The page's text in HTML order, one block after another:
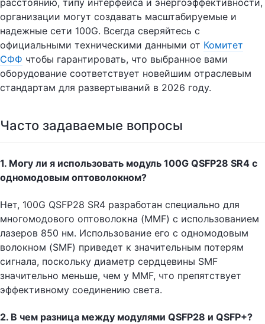
расстоянию, типу интерфейса и энергоэффективности,
организации могут создавать масштабируемые и
надежные сети 100G. Всегда сверяйтесь с
официальными техническими данными от Комитет
СФФ чтобы гарантировать, что выбранное вами
оборудование соответствует новейшим отраслевым
стандартам для развертываний в 2026 году.
Часто задаваемые вопросы
1. Могу ли я использовать модуль 100G QSFP28 SR4 с
одномодовым оптоволокном?
Нет, 100G QSFP28 SR4 разработан специально для
многомодового оптоволокна (MMF) с использованием
лазеров 850 нм. Использование его с одномодовым
волокном (SMF) приведет к значительным потерям
сигнала, поскольку диаметр сердцевины SMF
значительно меньше, чем у MMF, что препятствует
эффективному соединению света.
2. В чем разница между модулями QSFP28 и QSFP+?